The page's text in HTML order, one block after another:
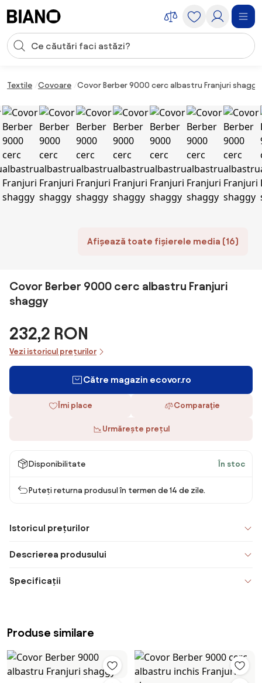
Introducerea căutării
Textile Covoare Covor Berber 9000 cerc albastru Franjuri shaggy
Afișează toate fișierele media (16)
Covor Berber 9000 cerc albastru Franjuri
shaggy
232,2 RON
Vezi istoricul prețurilor
Către magazin ecovor.ro
Îmi place Comparaţie
Urmărește prețul
Disponibilitate În stoc
Puteți returna produsul în termen de 14 de zile.
Istoricul prețurilor
Descrierea produsului
Specificații
Produse similare